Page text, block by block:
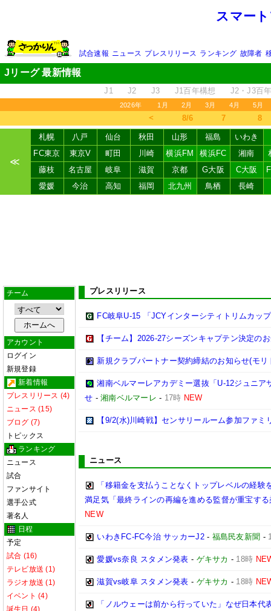
スマー
試合速報 ニュース プレスリリース ランキング 故障者
Jリーグ 最新情報
J1 J2 J3 J1百年構想 J2・J3百
2026年 1月 2月 3月 4月 5月
＜ 8/6 7 8
≪
札幌 八戸 仙台 秋田 山形 福島
いわき
FC東京
東京V 町田 川崎 横浜FM 横浜FC 湘南
藤枝
名古屋 岐阜 滋賀 京都 G大阪 C大阪
愛媛
今治 高知 福岡 北九州 鳥栖 長崎
チーム
アカウント
ログイン
新規登録
新着情報
プレスリリース (4)
ニュース (15)
ブログ (7)
トピックス
ランキング
ニュース
試合
ファンサイト
選手公式
著名人
日程
予定
試合 (16)
テレビ放送 (1)
ラジオ放送 (1)
イベント (4)
誕生日 (4)
プレスリリース
FC岐阜U-15 「JCYインターシティトリムカッ
【チーム】2026-27シーズンキャプテン決定の
新規クラブパートナー契約締結のお知らせ(モ
湘南ベルマーレアカデミー選抜「U-12ジュニ
せ -湘南ベルマーレ - 17時 NEW
【9/2(水)川崎戦】センサリールーム参加ファミ
ニュース
「移籍金を支払うことなくトップレベルの経
満足気「最終ラインの再編を進める監督が重宝す
NEW
いわきFC-FC今治 サッカーJ2- 福島民友新聞 -
愛媛vs奈良 スタメン発表 - ゲキサカ - 18時
滋賀vs岐阜 スタメン発表 - ゲキサカ - 18時
「ノルウェーは前から行っていた」なぜ日本